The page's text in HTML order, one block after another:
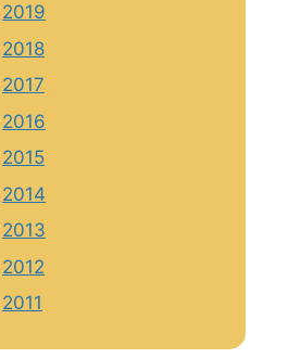
2019
2018
2017
2016
2015
2014
2013
2012
2011